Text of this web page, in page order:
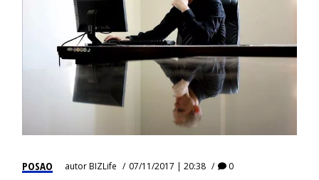
POSAO autorBIZLife 07/11/2017 | 20:38 0